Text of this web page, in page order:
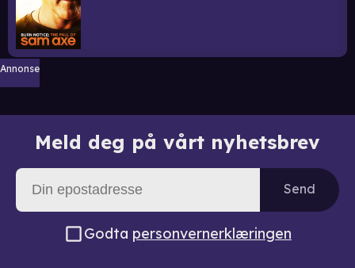
Annonse
Meld deg på vårt nyhetsbrev
Send
Godta personvernerklæringen